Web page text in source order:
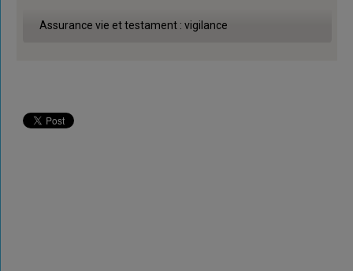
Assurance vie et testament : vigilance